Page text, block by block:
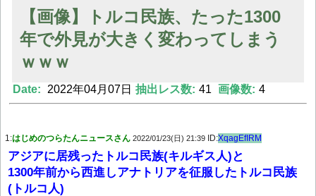
ニーCEOの「量より質」宣言の裏で渦巻くファンの本音とMCUの未来を徹底考
【モー娘。石田亜佑美】ファーストテイク出演も新規獲得ならず？北川莉央が1
位に
【画像】トルコ民族、たった1300
年で外見が大きく変わってしまう
ｗｗｗ
Date: 2022年04月07日 抽出レス数: 41 画像数: 4
1:はじめのつらたんニュースさん 2022/01/23(日) 21:39 ID:XqagEfIRM
アジアに居残ったトルコ民族(キルギス人)と
1300年前から西進しアナトリアを征服したトルコ民族
(トルコ人)